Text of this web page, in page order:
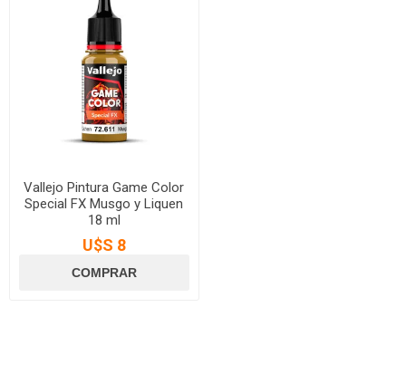
Vallejo Pintura Game Color
Special FX Musgo y Liquen
18 ml
U$S 8